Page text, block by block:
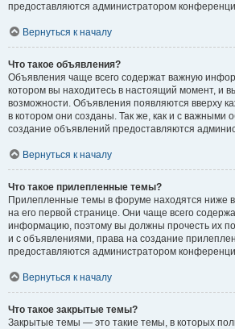
предоставляются администратором
Вернуться к началу
Что такое объявления?
Объявления чаще всего содержат важную
котором вы находитесь в настоящий момент, и
возможности. Объявления появляются вверху
в котором они созданы. Так же, как и с важными
создание объявлений предоставляются
Вернуться к началу
Что такое прилепленные темы?
Прилепленные темы в форуме находятся ниже
на его первой странице. Они чаще всего
информацию, поэтому вы должны прочесть их по
и с объявлениями, права на создание
предоставляются администратором
Вернуться к началу
Что такое закрытые темы?
Закрытые темы — это такие темы, в которых